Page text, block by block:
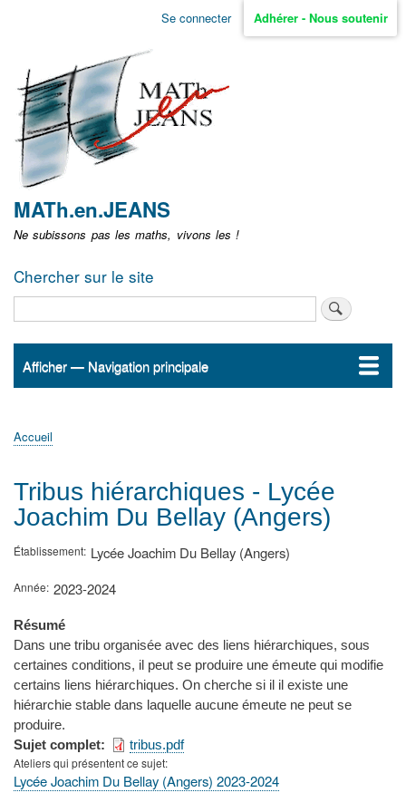
Aller
non
identifié
Se connecter Adhérer - Nous soutenir
MATh.en.JEANS
Ne subissons pas les maths, vivons les !
Chercher sur le site
Navigation
Afficher — Navigation principale
Accueil
ActualitésMATh.en.JEANS ?
Régions et Ateliers
Créer, gérer un atelier
Sujets/Publications
Congrès
d'Ariane
Accueil
Tribus hiérarchiques - Lycée
Joachim Du Bellay (Angers)
Établissement Lycée Joachim Du Bellay (Angers)
Année 2023-2024
Résumé
Dans une tribu organisée avec des liens hiérarchiques, sous
certaines conditions, il peut se produire une émeute qui modifie
certains liens hiérarchiques. On cherche si il il existe une
hiérarchie stable dans laquelle aucune émeute ne peut se
produire.
Sujet complet
tribus.pdf
Ateliers qui présentent ce sujet
Lycée Joachim Du Bellay (Angers) 2023-2024